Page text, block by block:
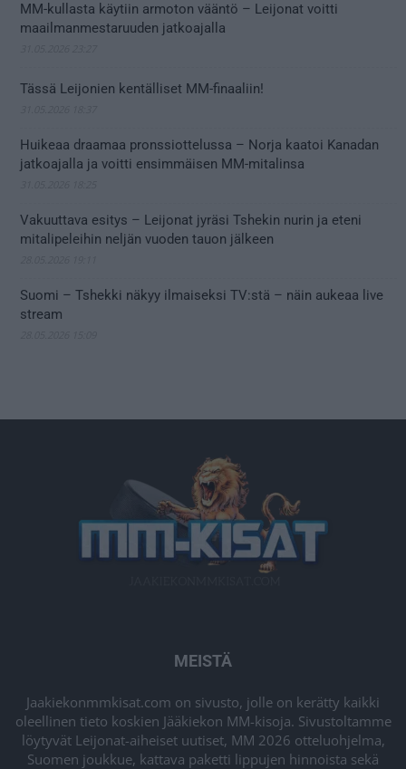
MM-kullasta käytiin armoton vääntö – Leijonat voitti
maailmanmestaruuden jatkoajalla
Tässä Leijonien kentälliset MM-finaaliin!
Huikeaa draamaa pronssiottelussa – Norja kaatoi Kanadan
jatkoajalla ja voitti ensimmäisen MM-mitalinsa
Vakuuttava esitys – Leijonat jyräsi Tshekin nurin ja eteni
mitalipeleihin neljän vuoden tauon jälkeen
Suomi – Tshekki näkyy ilmaiseksi TV:stä – näin aukeaa live
stream
MEISTÄ
Jaakiekonmmkisat.com on sivusto, jolle on kerätty kaikki
oleellinen tieto koskien Jääkiekon MM-kisoja. Sivustoltamme
löytyvät Leijonat-aiheiset uutiset, MM 2026 otteluohjelma,
Suomen joukkue, kattava paketti lippujen hinnoista sekä